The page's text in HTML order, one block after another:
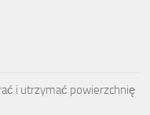
i utrzymać powierzchnię